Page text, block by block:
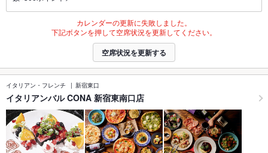
カレンダーの更新に失敗しました。
下記ボタンを押して空席状況を更新してください。
空席状況を更新する
イタリアン・フレンチ 新宿東口
イタリアンバル CONA 新宿東南口店